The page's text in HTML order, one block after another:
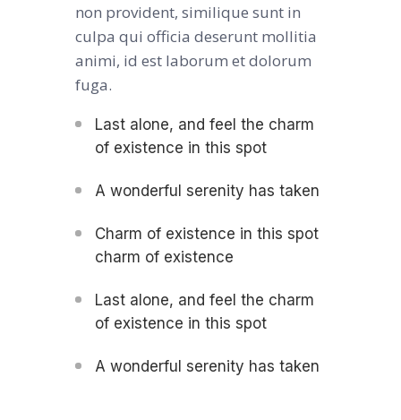
non provident, similique sunt in
culpa qui officia deserunt mollitia
animi, id est laborum et dolorum
fuga.
Last alone, and feel the charm
of existence in this spot
A wonderful serenity has taken
Charm of existence in this spot
charm of existence
Last alone, and feel the charm
of existence in this spot
A wonderful serenity has taken